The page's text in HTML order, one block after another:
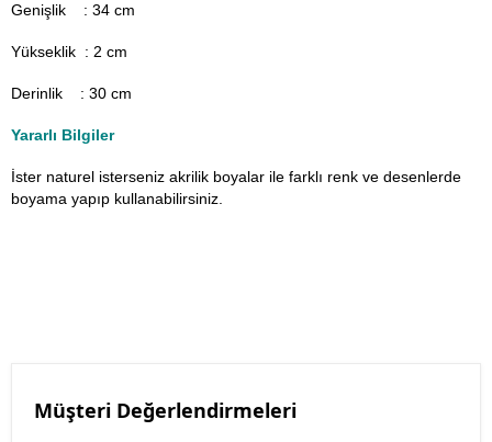
Genişlik : 34 cm
Yükseklik : 2 cm
Derinlik : 30 cm
Yararlı Bilgiler
İster naturel isterseniz akrilik boyalar ile farklı renk ve desenlerde
boyama yapıp kullanabilirsiniz.
Müşteri Değerlendirmeleri